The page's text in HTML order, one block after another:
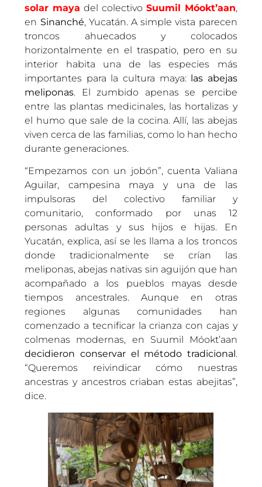
solar maya del colectivo Suumil Móokt’aan,
en Sinanché, Yucatán. A simple vista parecen
troncos ahuecados y colocados
horizontalmente en el traspatio, pero en su
interior habita una de las especies más
importantes para la cultura maya: las abejas
meliponas. El zumbido apenas se percibe
entre las plantas medicinales, las hortalizas y
el humo que sale de la cocina. Allí, las abejas
viven cerca de las familias, como lo han hecho
durante generaciones.
“Empezamos con un jobón”, cuenta Valiana
Aguilar, campesina maya y una de las
impulsoras del colectivo familiar y
comunitario, conformado por unas 12
personas adultas y sus hijos e hijas. En
Yucatán, explica, así se les llama a los troncos
donde tradicionalmente se crían las
meliponas, abejas nativas sin aguijón que han
acompañado a los pueblos mayas desde
tiempos ancestrales. Aunque en otras
regiones algunas comunidades han
comenzado a tecnificar la crianza con cajas y
colmenas modernas, en Suumil Móokt’aan
decidieron conservar el método tradicional .
“Queremos reivindicar cómo nuestras
ancestras y ancestros criaban estas abejitas”,
dice.